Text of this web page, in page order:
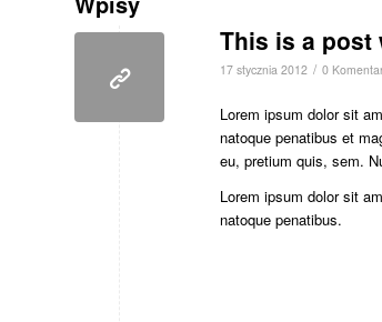
This is a post
17 stycznia 2012 / 0
Lorem ipsum dolor sit
natoque penatibus et
eu, pretium quis, sem.
Lorem ipsum dolor sit
natoque penatibus.